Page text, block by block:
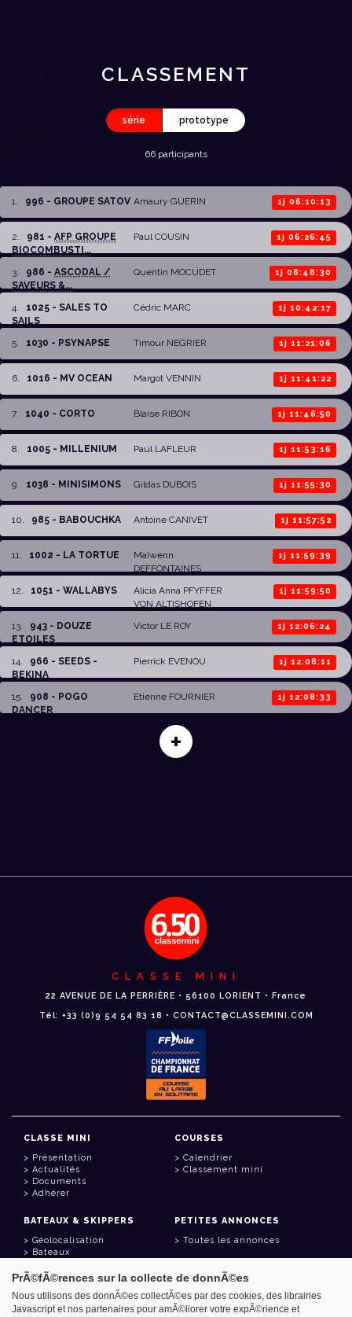
CLASSEMENT
série prototype
66 participants
1. 996 - GROUPE SATOV Amaury GUERIN 1j 06:10:13
2. 981 - AFP GROUPE
BIOCOMBUSTI...
Paul COUSIN 1j 06:26:45
3. 986 - ASCODAL /
SAVEURS &...
Quentin MOCUDET 1j 08:48:30
4. 1025 - SALES TO
SAILS
Cédric MARC 1j 10:42:17
5. 1030 - PSYNAPSE Timour NEGRIER 1j 11:21:06
6. 1016 - MV OCEAN Margot VENNIN 1j 11:41:22
7. 1040 - CORTO Blaise RIBON 1j 11:46:50
8. 1005 - MILLENIUM Paul LAFLEUR 1j 11:53:16
9. 1038 - MINISIMONS Gildas DUBOIS 1j 11:55:30
10. 985 - BABOUCHKA Antoine CANIVET 1j 11:57:52
11. 1002 - LA TORTUE
Maïwenn
DEFFONTAINES
1j 11:59:39
12. 1051 - WALLABYS
Alicia Anna PFYFFER
VON ALTISHOFEN
1j 11:59:50
13. 943 - DOUZE
ETOILES
Victor LE ROY 1j 12:06:24
14. 966 - SEEDS -
BEKINA
Pierrick EVENOU 1j 12:08:11
15. 908 - POGO
DANCER
Etienne FOURNIER 1j 12:08:33
+
CLASSE MINI
22 AVENUE DE LA PERRIÈRE • 56100 LORIENT • France
Tél: +33 (0)9 54 54 83 18 • CONTACT@CLASSEMINI.COM
CLASSE MINI
Présentation
Actualités
Documents
Adhérer
COURSES
Calendrier
Classement mini
BATEAUX & SKIPPERS
Géolocalisation
Bateaux
PETITES ANNONCES
Toutes les annonces
LIENS UTILES
Espace adhérent
PrÃ©fÃ©rences sur la collecte de donnÃ©es
Nous utilisons des donnÃ©es collectÃ©es par des cookies, des librairies
Javascript et nos partenaires pour amÃ©liorer votre expÃ©rience et